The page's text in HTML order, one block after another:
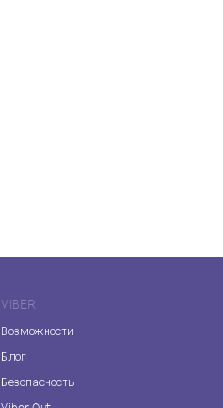
VIBER
Возможности
Блог
Безопасность